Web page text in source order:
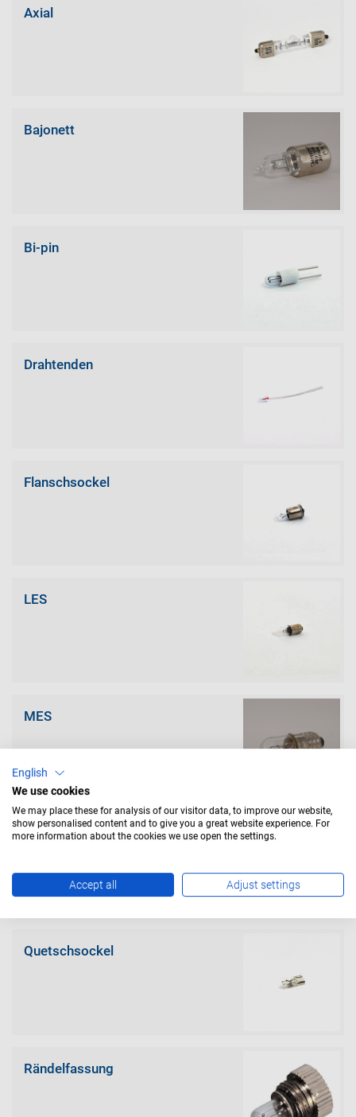
Axial
Bajonett
Bi-pin
Drahtenden
Flanschsockel
LES
MES
Prefocus
Quetschsockel
Rändelfassung
English
We use cookies
We may place these for analysis of our visitor data, to improve our website,
show personalised content and to give you a great website experience. For
more information about the cookies we use open the settings.
Accept all Adjust settings